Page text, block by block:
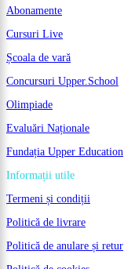
Abonamente
Cursuri Live
Școala de vară
Concursuri Upper.School
Olimpiade
Evaluări Naționale
Fundația Upper Education
Informații utile
Termeni și condiții
Politică de livrare
Politică de anulare și retur